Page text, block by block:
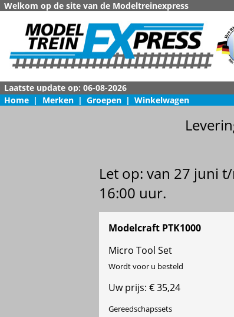
Welkom op de site van de Modeltreinexpress
Home | Merken | Groepen | Winkelwagen
Let op: van 27 juni
16:00 uur.
Modelcraft PTK1000
Micro Tool Set
Wordt voor u besteld
Uw prijs: € 35,24
Gereedschapssets